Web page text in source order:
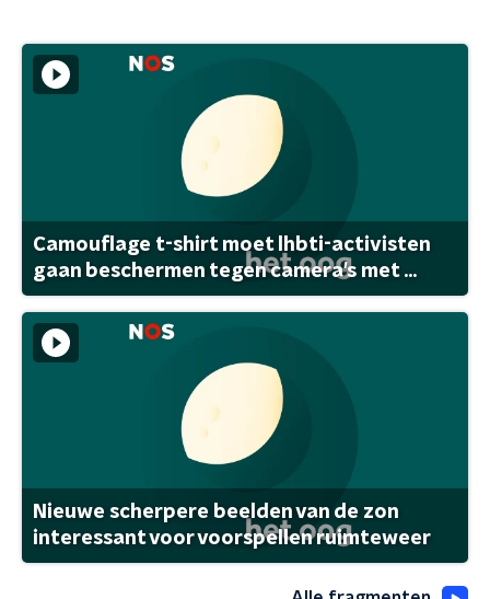
Camouflage t-shirt moet lhbti-activisten
gaan beschermen tegen camera's met ...
Nieuwe scherpere beelden van de zon
interessant voor voorspellen ruimteweer